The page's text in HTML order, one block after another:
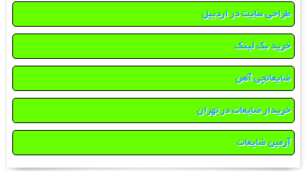
طراحی سایت در اردبیل
خرید بک لینک
ضایعاتچی آهن
خریدار ضایعات در تهران
آرمین ضایعات